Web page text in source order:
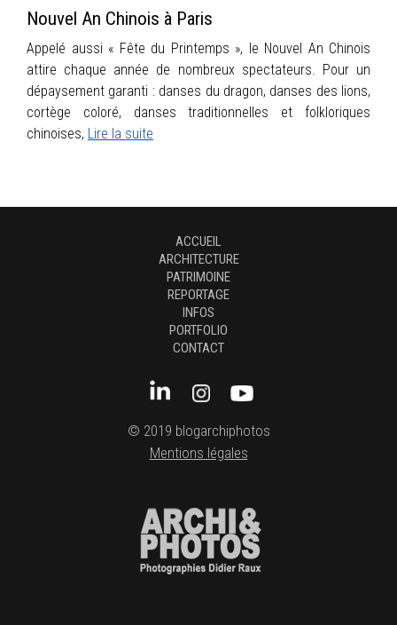
Nouvel An Chinois à Paris
Appelé aussi « Fête du Printemps », le Nouvel An Chinois
attire chaque année de nombreux spectateurs. Pour un
dépaysement garanti : danses du dragon, danses des lions,
cortège coloré, danses traditionnelles et folkloriques
chinoises, Lire la suite
ACCUEIL
ARCHITECTURE
PATRIMOINE
REPORTAGE
INFOS
PORTFOLIO
CONTACT
© 2019 blogarchiphotos
Mentions légales